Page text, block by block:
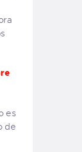
es
de